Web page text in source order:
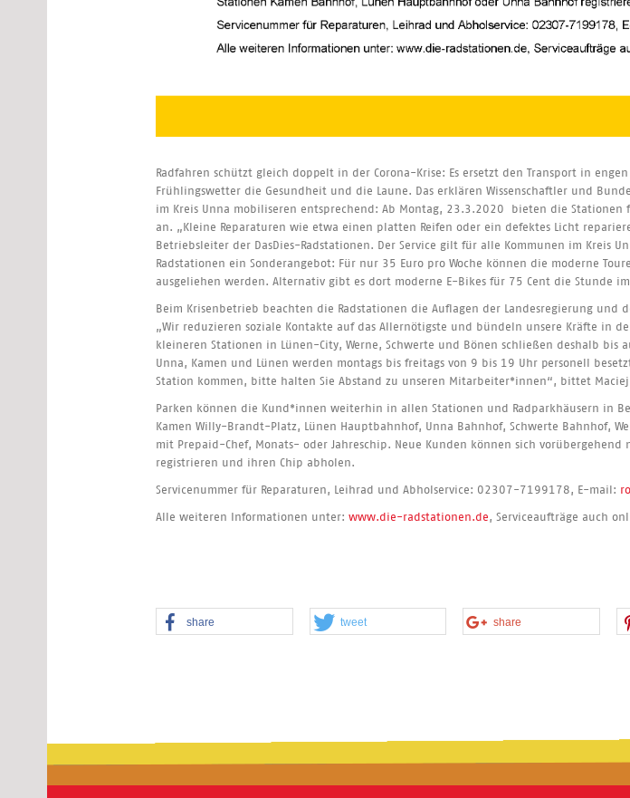
Radfahren schützt gleich doppelt in der Corona-Krise: Es ersetzt den Transport in
Frühlingswetter die Gesundheit und die Laune. Das erklären Wissenschaftler und
im Kreis Unna mobiliseren entsprechend: Ab Montag, 23.3.2020 bieten die
an. „Kleine Reparaturen wie etwa einen platten Reifen oder ein defektes Licht
Betriebsleiter der DasDies-Radstationen. Der Service gilt für alle Kommunen im Kreis
Radstationen ein Sonderangebot: Für nur 35 Euro pro Woche können die moderne
ausgeliehen werden. Alternativ gibt es dort moderne E-Bikes für 75 Cent die Stunde
Beim Krisenbetrieb beachten die Radstationen die Auflagen der Landesregierung
„Wir reduzieren soziale Kontakte auf das Allernötigste und bündeln unsere Kräfte in
kleineren Stationen in Lünen-City, Werne, Schwerte und Bönen schließen deshalb bis
Unna, Kamen und Lünen werden montags bis freitags von 9 bis 19 Uhr personell
Station kommen, bitte halten Sie Abstand zu unseren Mitarbeiter*innen“, bittet
Parken können die Kund*innen weiterhin in allen Stationen und Radparkhäusern in
Kamen Willy-Brandt-Platz, Lünen Hauptbahnhof, Unna Bahnhof, Schwerte Bahnhof,
mit Prepaid-Chef, Monats- oder Jahreschip. Neue Kunden können sich
registrieren und ihren Chip abholen.
Servicenummer für Reparaturen, Leihrad und Abholservice: 02307-7199178, E-mail:
Alle weiteren Informationen unter: www.die-radstationen.de, Serviceaufträge auch
share tweet share